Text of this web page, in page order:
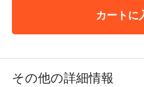
カートに
その他の詳細情報